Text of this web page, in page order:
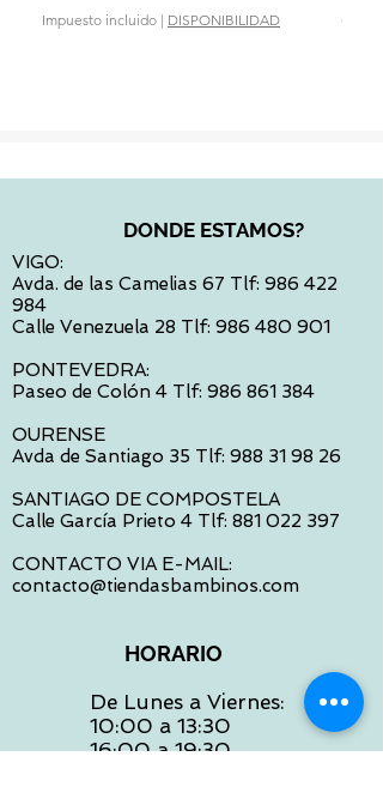
Impuesto incluido | DISPONIBILIDAD
DONDE ESTAMOS?
VIGO:
Avda. de las Camelias 67 Tlf: 986 422
984
Calle Venezuela 28 Tlf: 986 480 901
PONTEVEDRA:
Paseo de Colón 4 Tlf: 986 861 384
OURENSE
Avda de Santiago 35 Tlf: 988 31 98 26
SANTIAGO DE COMPOSTELA
Calle García Prieto 4 Tlf: 881 022 397
CONTACTO VIA E-MAIL:
contacto@tiendasbambinos.com
HORARIO
De Lunes a Viernes:
10:00 a 13:30
16:00 a 19:30